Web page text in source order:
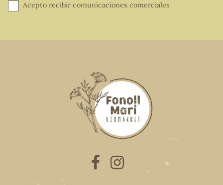
Acepto recibir comunicaciones comerciales